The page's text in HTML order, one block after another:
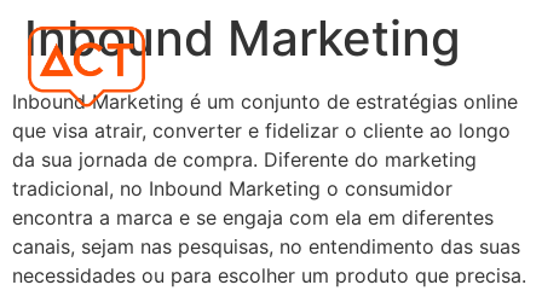
Inbound Marketing
Inbound Marketing é um conjunto de estratégias online
que visa atrair, converter e fidelizar o cliente ao longo
da sua jornada de compra. Diferente do marketing
tradicional, no Inbound Marketing o consumidor
encontra a marca e se engaja com ela em diferentes
canais, sejam nas pesquisas, no entendimento das suas
necessidades ou para escolher um produto que precisa.